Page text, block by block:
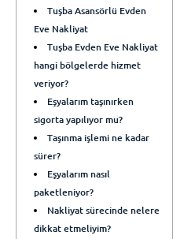
Tuşba Asansörlü Evden
Eve Nakliyat
Tuşba Evden Eve Nakliyat
hangi bölgelerde hizmet
veriyor?
Eşyalarım taşınırken
sigorta yapılıyor mu?
Taşınma işlemi ne kadar
sürer?
Eşyalarım nasıl
paketleniyor?
Nakliyat sürecinde nelere
dikkat etmeliyim?